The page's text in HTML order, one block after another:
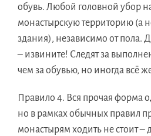
обувь. Любой головной убор
монастырскую территорию (а
здания), независимо от пола.
– извините! Следят за
чем за обувью, но иногда всё
Правило 4. Вся прочая форма
но в рамках обычных правил
монастырям ходить не стоит –